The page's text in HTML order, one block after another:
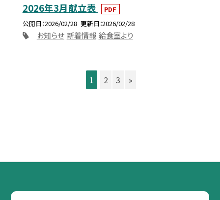
2026年3月献立表
PDF
公開日 2026/02/28 更新日 2026/02/28
お知らせ 新着情報 給食室より
1 2 3 »